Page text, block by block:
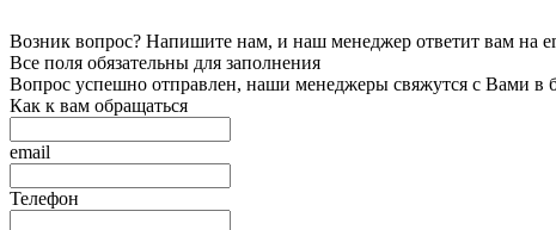
Возник вопрос? Напишите нам, и наш менеджер ответит вам на
Все поля обязательны для заполнения
Вопрос успешно отправлен, наши менеджеры свяжутся с Вами в
Как к вам обращаться
email
Телефон